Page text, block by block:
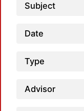
Subject
Date
Type
Advisor